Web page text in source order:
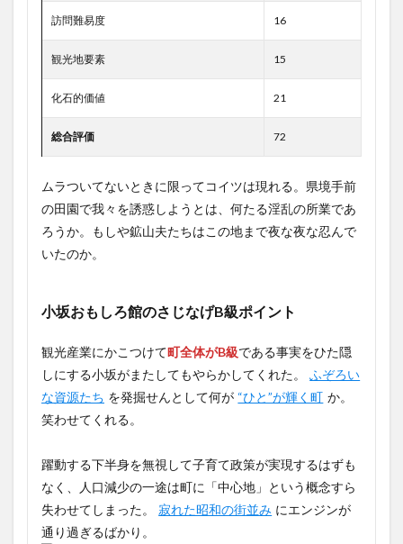
訪問難易度 16
観光地要素 15
化石的価値 21
総合評価 72
ムラついてないときに限ってコイツは現れる。県境手前
の田園で我々を誘惑しようとは、何たる淫乱の所業であ
ろうか。もしや鉱山夫たちはこの地まで夜な夜な忍んで
いたのか。
小坂おもしろ館のさじなげB級ポイント
観光産業にかこつけて町全体がB級である事実をひた隠
しにする小坂がまたしてもやらかしてくれた。
ふぞろい
な資源たち を発掘せんとして何が “ひと”が輝く町 か。
笑わせてくれる。
躍動する下半身を無視して子育て政策が実現するはずも
なく、人口減少の一途は町に「中心地」という概念すら
失わせてしまった。
寂れた昭和の街並み にエンジンが
通り過ぎるばかり。